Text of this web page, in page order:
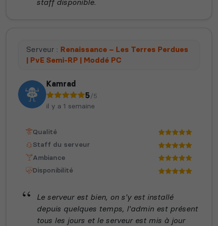
Serveur : Renaissance – Les Terres Perdues
| PvE Semi-RP | Moddé PC
Kamrad
5/5
il y a 1 semaine
Qualité
Staff du serveur
Ambiance
Disponibilité
Le serveur est bien, on s'y est installé
depuis quelques temps, l'admin est présent
tous les jours et le serveur est mis à jour